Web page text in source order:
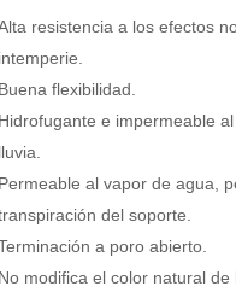
resistencia a los efectos
intemperie.
Buena flexibilidad.
Hidrofugante e impermeable
lluvia.
Permeable al vapor de agua,
del soporte.
a poro abierto.
No modifica el color natural de